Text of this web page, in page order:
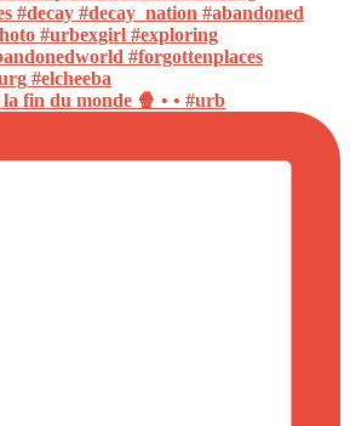
fin du monde 🍿 • • #urb